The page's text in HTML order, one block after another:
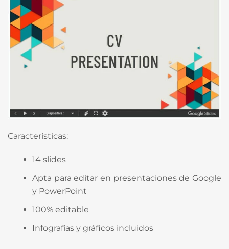
Características:
14 slides
Apta para editar en presentaciones de Google
y PowerPoint
100% editable
Infografías y gráficos incluidos